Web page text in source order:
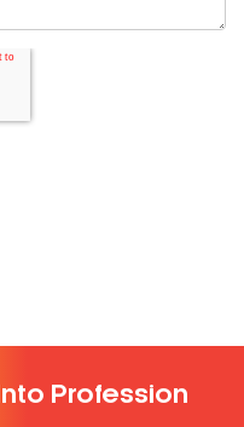
Profession